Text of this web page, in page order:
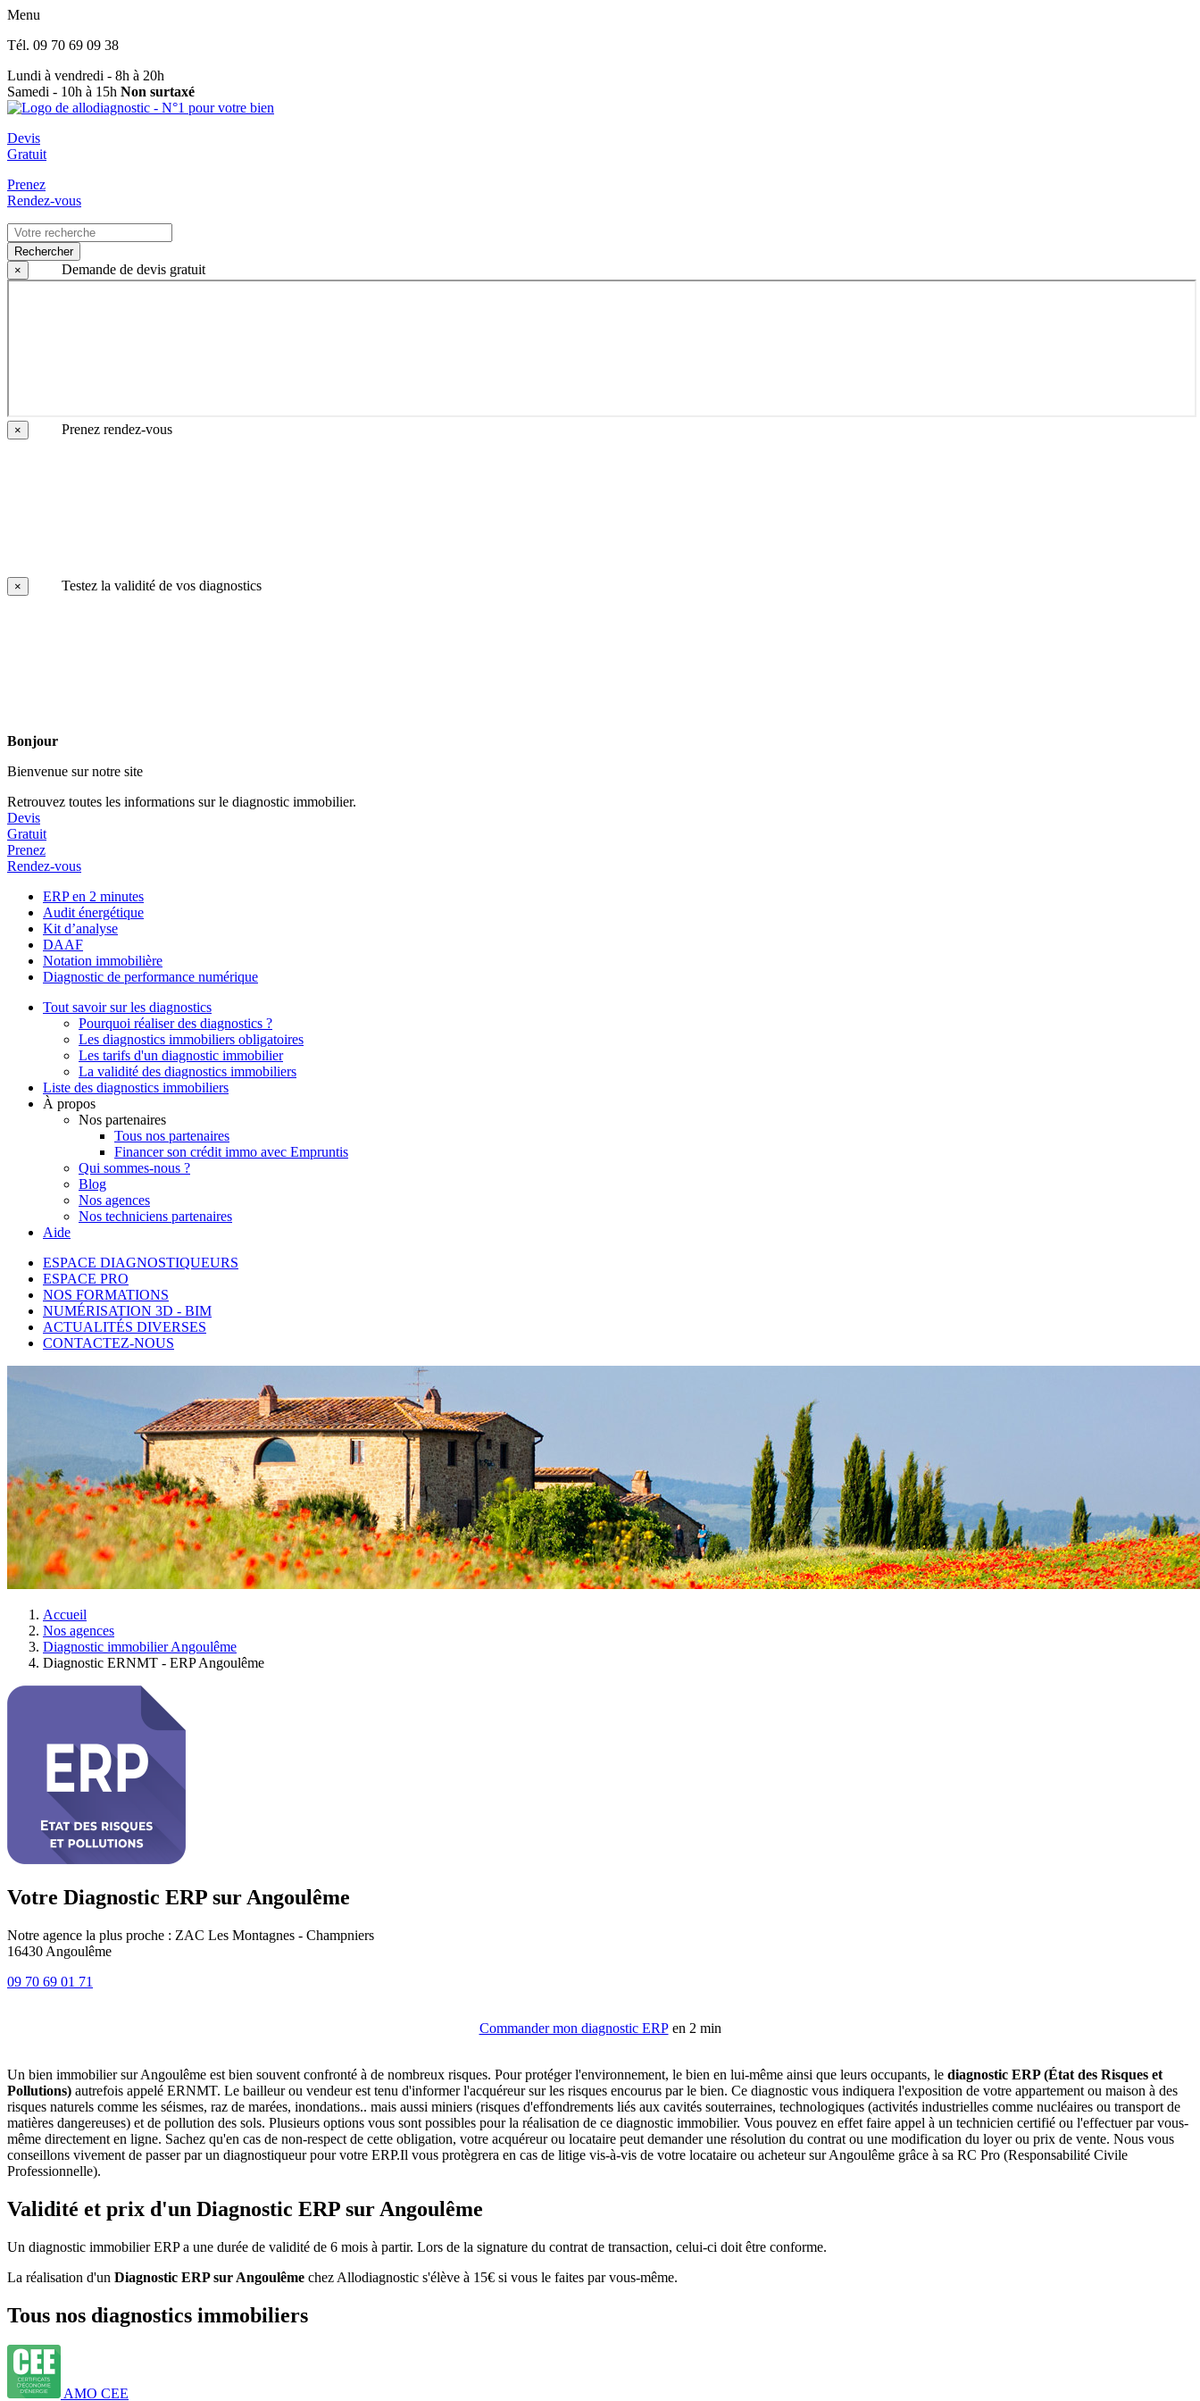
Menu
Tél. 09 70 69 09 38
Lundi à vendredi - 8h à 20h
Samedi - 10h à 15h Non surtaxé
Devis
Gratuit
Prenez
Rendez-vous
Rechercher
×
Demande de devis gratuit
× Prenez rendez-vous
× Testez la validité de vos diagnostics
Bonjour
Bienvenue sur notre site
Retrouvez toutes les informations sur le diagnostic immobilier.
Devis
Gratuit
Prenez
Rendez-vous
ERP en 2 minutes
Audit énergétique
Kit d’analyse
DAAF
Notation immobilière
Diagnostic de performance numérique
Tout savoir sur les diagnostics
Pourquoi réaliser des diagnostics ?
Les diagnostics immobiliers obligatoires
Les tarifs d'un diagnostic immobilier
La validité des diagnostics immobiliers
Liste des diagnostics immobiliers
À propos
Nos partenaires
Tous nos partenaires
Financer son crédit immo avec Empruntis
Qui sommes-nous ?
Blog
Nos agences
Nos techniciens partenaires
Aide
ESPACE DIAGNOSTIQUEURS
ESPACE PRO
NOS FORMATIONS
NUMÉRISATION 3D - BIM
ACTUALITÉS DIVERSES
CONTACTEZ-NOUS
Accueil
Nos agences
Diagnostic immobilier Angoulême
Diagnostic ERNMT - ERP Angoulême
Votre Diagnostic ERP sur Angoulême
Notre agence la plus proche : ZAC Les Montagnes - Champniers
16430 Angoulême
09 70 69 01 71
Commander mon diagnostic ERPen 2 min
Un bien immobilier sur Angoulême est bien souvent confronté à de nombreux risques. Pour protéger l'environnement, le bien en lui-même ainsi que leurs occupants, le diagnostic ERP (État des Risques et
Pollutions) autrefois appelé ERNMT. Le bailleur ou vendeur est tenu d'informer l'acquéreur sur les risques encourus par le bien. Ce diagnostic vous indiquera l'exposition de votre appartement ou maison à des
risques naturels comme les séismes, raz de marées, inondations.. mais aussi miniers (risques d'effondrements liés aux cavités souterraines, technologiques (activités industrielles comme nucléaires ou transport de
matières dangereuses) et de pollution des sols. Plusieurs options vous sont possibles pour la réalisation de ce diagnostic immobilier. Vous pouvez en effet faire appel à un technicien certifié ou l'effectuer par vous-
même directement en ligne. Sachez qu'en cas de non-respect de cette obligation, votre acquéreur ou locataire peut demander une résolution du contrat ou une modification du loyer ou prix de vente. Nous vous
conseillons vivement de passer par un diagnostiqueur pour votre ERP.Il vous protègrera en cas de litige vis-à-vis de votre locataire ou acheteur sur Angoulême grâce à sa RC Pro (Responsabilité Civile
Professionnelle).
Validité et prix d'un Diagnostic ERP sur Angoulême
Un diagnostic immobilier ERP a une durée de validité de 6 mois à partir. Lors de la signature du contrat de transaction, celui-ci doit être conforme.
La réalisation d'un Diagnostic ERP sur Angoulême chez Allodiagnostic s'élève à 15€ si vous le faites par vous-même.
Tous nos diagnostics immobiliers
AMO CEE